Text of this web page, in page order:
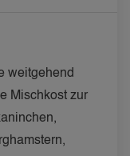
weitgehend
Mischkost zur